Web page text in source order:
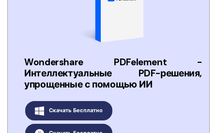
Wondershare PDFelement -
Интеллектуальные PDF-решения,
упрощенные с помощью ИИ
Скачать Бесплатно